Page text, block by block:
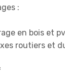
:
en bois et
routiers et